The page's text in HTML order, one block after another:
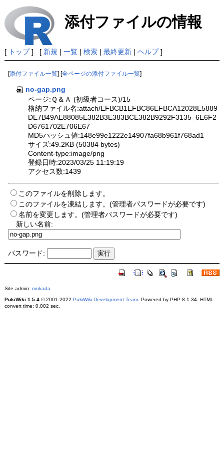
添付ファイルの情報
[ トップ] [ 新規 | 一覧| 検索| 最終更新| ヘルプ]
[添付ファイル一覧 ] [全ページの添付ファイル一覧
no-gap.png
ページ:Ｑ＆Ａ (初級者コース)/15
格納ファイル名:attach/EFBCB1EFBC86EFBCA12028E5889
DE7B49AE88085E382B3E383BCE382B9292F3135_6E6F2
D6761702E706E67
MD5ハッシュ値:148e99e1222e14907fa68b961f768ad1
サイズ:49.2KB (50384 bytes)
Content-type:image/png
登録日時:2023/03/25 11:19:19
アクセス数:1439
このファイルを削除します。
このファイルを凍結します。(管理者パスワードが必要です)
名前を変更します。(管理者パスワードが必要です)
新しい名前:
パスワード:
Site admin: mokada
PukiWiki 1.5.4© 2001-2022 PukiWiki Development Team. Powered by PHP 8.1.34. HTML
convert time: 0.002 sec.